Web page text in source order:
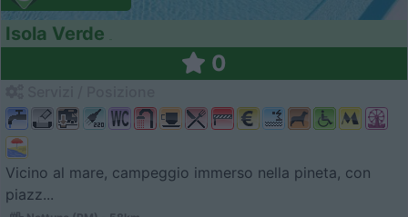
Isola Verde
0
Vicino al mare, campeggio immerso nella pineta, con
piazz...